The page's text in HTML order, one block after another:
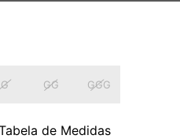
solicitação específica para
um item em nossa
G GG GGG
de Medidas